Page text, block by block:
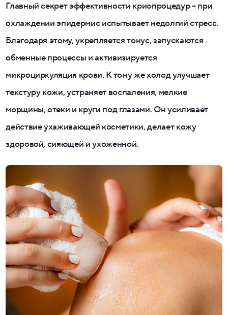
Главный секрет эффективности криопроцедур – при
охлаждении эпидермис испытывает недолгий стресс.
Благодаря этому, укрепляется тонус, запускаются
обменные процессы и активизируется
микроциркуляция крови. К тому же холод улучшает
текстуру кожи, устраняет воспаления, мелкие
морщины, отеки и круги под глазами. Он усиливает
действие ухаживающей косметики, делает кожу
здоровой, сияющей и ухоженной.